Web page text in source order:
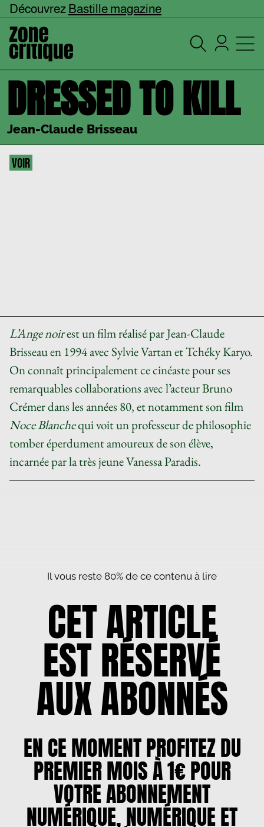
Découvrez Bastille magazine
DRESSED TO KILL
Jean-Claude Brisseau
VOIR
L’Ange noirest un film réalisé par Jean-Claude
Brisseau en 1994 avec Sylvie Vartan et Tchéky Karyo.
On connaît principalement ce cinéaste pour ses
remarquables collaborations avec l’acteur Bruno
Crémer dans les années 80, et notamment son film
Noce Blanchequi voit un professeur de philosophie
tomber éperdument amoureux de son élève,
incarnée par la très jeune Vanessa Paradis.
Il vous reste 80% de ce contenu à lire
CET ARTICLE
EST RÉSERVÉ
AUX ABONNÉS
EN CE MOMENT PROFITEZ DU
PREMIER MOIS À 1€ POUR
VOTRE ABONNEMENT
NUMÉRIQUE, NUMÉRIQUE ET